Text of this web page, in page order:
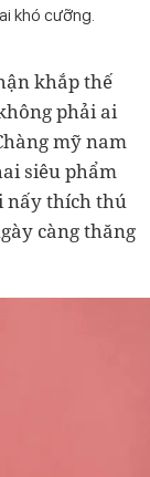
khó cưỡng.
khắp thế
phải ai
mỹ nam
siêu phẩm
nấy thích thú
càng thăng